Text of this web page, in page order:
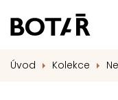
Úvod Kolekce